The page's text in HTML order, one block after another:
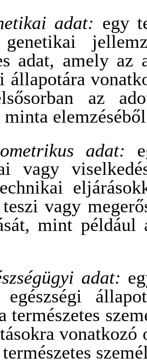
adat: egy
genetikai
adat, amely
állapotára
az
adat:
vagy
vagy
mint
adat:
természetes